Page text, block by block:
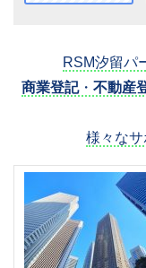
RSM汐留パ
商業登記・ 不動産
様々なサ